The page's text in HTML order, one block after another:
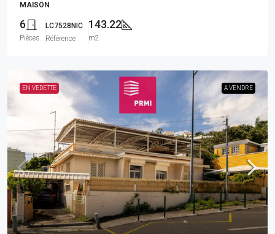
MAISON
6
Pièces
LC7528NIC
Référence
143.22
m2
EN VEDETTE A VENDRE